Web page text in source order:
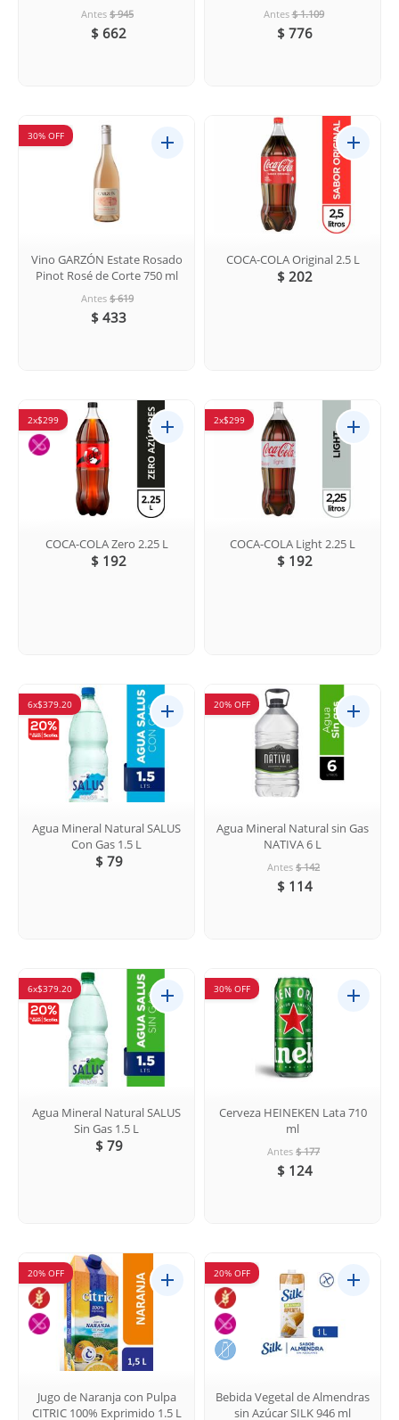
Antes $ 945
$ 662
Antes $ 1.109
$ 776
30% OFF
Vino GARZÓN Estate Rosado
Pinot Rosé de Corte 750 ml
Antes $ 619
$ 433
COCA-COLA Original 2.5 L
$ 202
2x$299
COCA-COLA Zero 2.25 L
$ 192
2x$299
COCA-COLA Light 2.25 L
$ 192
6x$379.20
Agua Mineral Natural SALUS
Con Gas 1.5 L
$ 79
20% OFF
Agua Mineral Natural sin Gas
NATIVA 6 L
Antes $ 142
$ 114
6x$379.20
Agua Mineral Natural SALUS
Sin Gas 1.5 L
$ 79
30% OFF
Cerveza HEINEKEN Lata 710
ml
Antes $ 177
$ 124
20% OFF
Jugo de Naranja con Pulpa
CITRIC 100% Exprimido 1.5 L
20% OFF
Bebida Vegetal de Almendras
sin Azúcar SILK 946 ml